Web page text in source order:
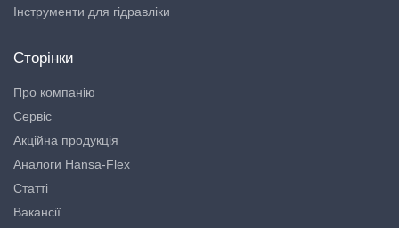
Інструменти для гідравліки
Сторінки
Про компанію
Сервіс
Акційна продукція
Аналоги Hansa-Flex
Статті
Вакансії